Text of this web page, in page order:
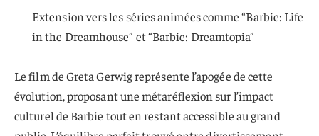
Extension vers les séries animées comme “Barbie: Life
in the Dreamhouse” et “Barbie: Dreamtopia”
Le film de Greta Gerwig représente l’apogée de cette
évolution, proposant une métaréflexion sur l’impact
culturel de Barbie tout en restant accessible au grand